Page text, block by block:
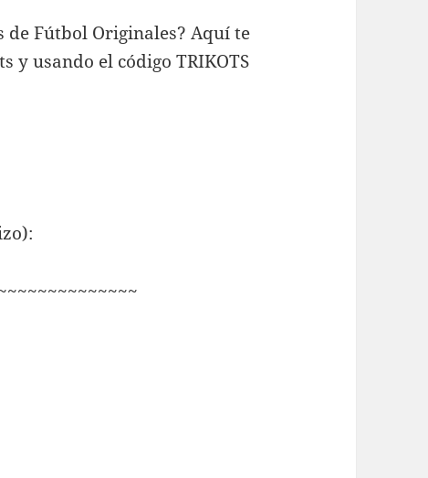
de Fútbol Originales? Aquí te
y usando el código TRIKOTS